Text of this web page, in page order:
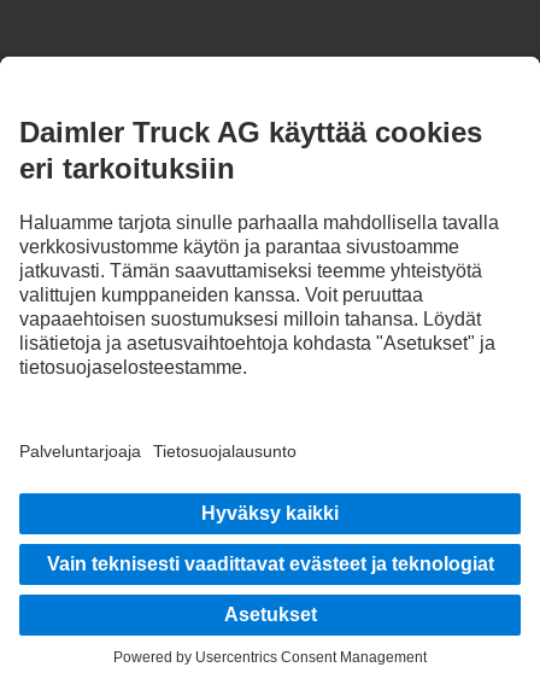
PYSY AJAN TASALLA.
Tutustu Mercedes-Benz Trucksiin digitaalisilla kanavillamme.
FOLLOW THE ROADSTARS.
Nouse kyytiin